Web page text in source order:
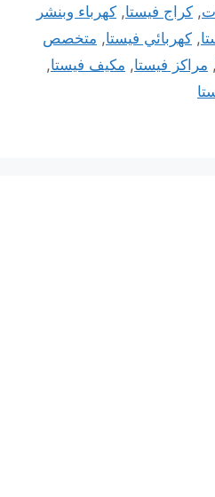
, كراج فيستا, كهرباء وبنشر
, كهربائي فيستا, متخصص
, مراكز فيستا, مكيف فيستا,